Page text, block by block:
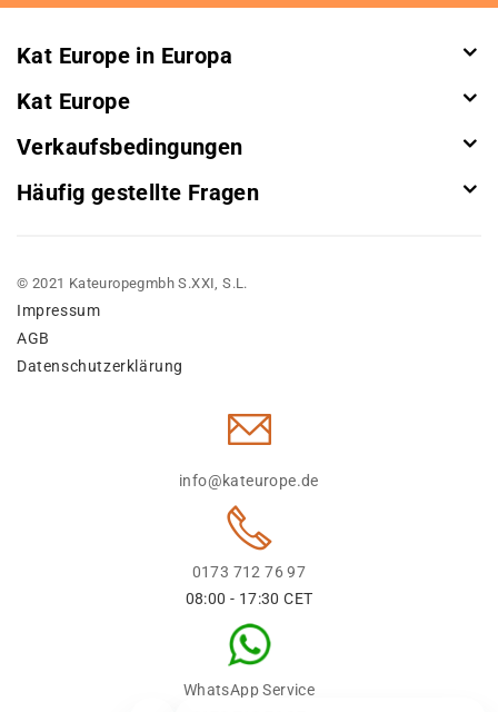
Kat Europe in Europa
Kat Europe
Verkaufsbedingungen
Häufig gestellte Fragen
© 2021 Kateuropegmbh S.XXI, S.L.
Impressum
AGB
Datenschutzerklärung
info@kateurope.de
0173 712 76 97
08:00 - 17:30 CET
WhatsApp Service